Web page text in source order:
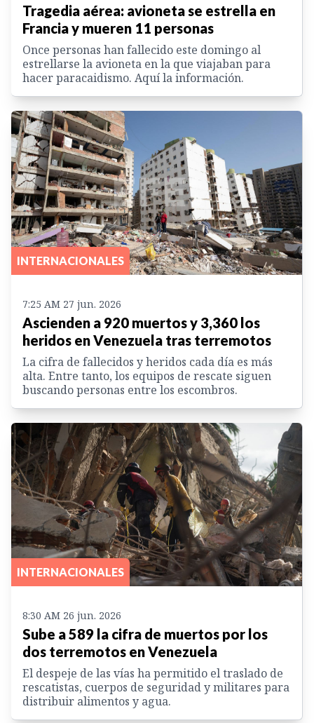
Tragedia aérea: avioneta se estrella en
Francia y mueren 11 personas
Once personas han fallecido este domingo al
estrellarse la avioneta en la que viajaban para
hacer paracaidismo. Aquí la información.
INTERNACIONALES
7:25 AM 27 jun. 2026
Ascienden a 920 muertos y 3,360 los
heridos en Venezuela tras terremotos
La cifra de fallecidos y heridos cada día es más
alta. Entre tanto, los equipos de rescate siguen
buscando personas entre los escombros.
INTERNACIONALES
8:30 AM 26 jun. 2026
Sube a 589 la cifra de muertos por los
dos terremotos en Venezuela
El despeje de las vías ha permitido el traslado de
rescatistas, cuerpos de seguridad y militares para
distribuir alimentos y agua.